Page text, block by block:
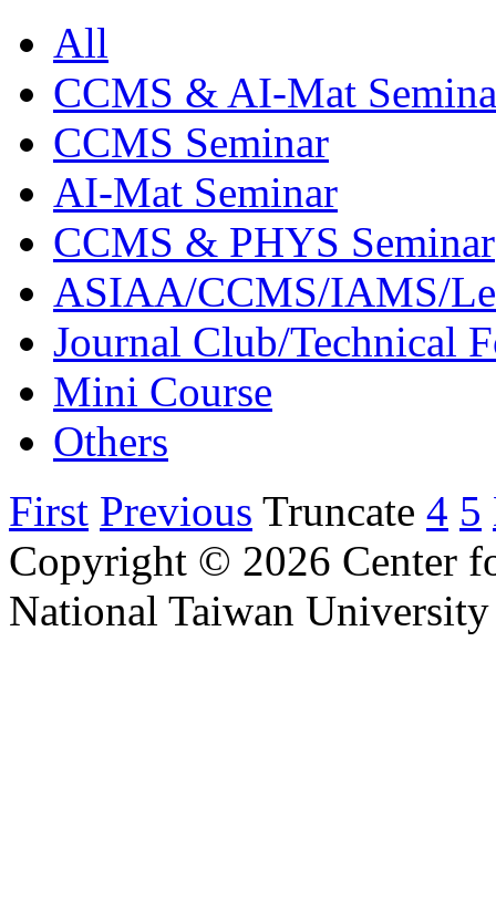
All
CCMS & AI-Mat
CCMS Seminar
AI-Mat Seminar
CCMS & PHYS Seminar
ASIAA/CCMS/IAMS/
Journal Club/Technical
Mini Course
Others
First Previous Truncate 4 5
Copyright © 2026 Center
National Taiwan University